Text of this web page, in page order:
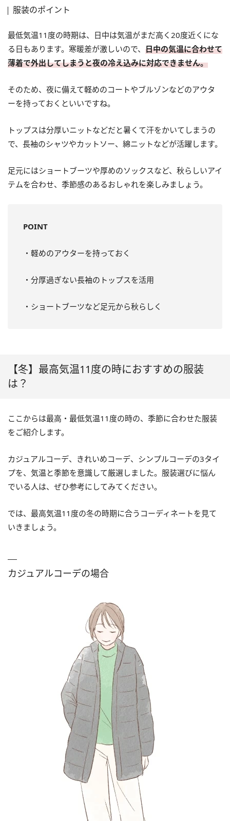
服装のポイント
最低気温11度の時期は、日中は気温がまだ高く20度近くにな
る日もあります。寒暖差が激しいので、 日中の気温に合わせて
薄着で外出してしまうと夜の冷え込みに対応できません。
そのため、夜に備えて軽めのコートやブルゾンなどのアウタ
ーを持っておくといいですね。
トップスは分厚いニットなどだと暑くて汗をかいてしまうの
で、長袖のシャツやカットソー、綿ニットなどが活躍します。
足元にはショートブーツや厚めのソックスなど、秋らしいアイ
テムを合わせ、季節感のあるおしゃれを楽しみましょう。
POINT
・軽めのアウターを持っておく
・分厚過ぎない長袖のトップスを活用
・ショートブーツなど足元から秋らしく
【冬】最高気温11度の時におすすめの服装
は？
ここからは最高・最低気温11度の時の、季節に合わせた服装
をご紹介します。
カジュアルコーデ、きれいめコーデ、シンプルコーデの3タイ
プを、気温と季節を意識して厳選しました。服装選びに悩ん
でいる人は、ぜひ参考にしてみてください。
では、最高気温11度の冬の時期に合うコーディネートを見て
いきましょう。
カジュアルコーデの場合